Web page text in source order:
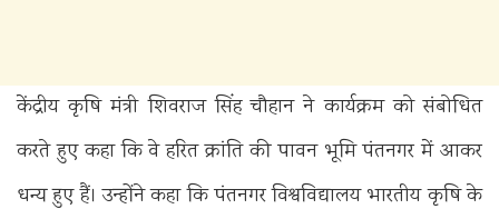
केंद्रीय कृषि मंत्री शिवराज सिंह चौहान ने कार्यक्रम को संबोधित
करते हुए कहा कि वे हरित क्रांति की पावन भूमि पंतनगर में आकर
धन्य हुए हैं। उन्होंने कहा कि पंतनगर विश्वविद्यालय भारतीय कृषि के